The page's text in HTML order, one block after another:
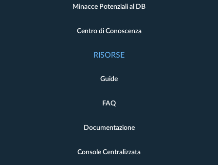
Minacce Potenziali al DB
Centro di Conoscenza
RISORSE
Guide
FAQ
Documentazione
Console Centralizzata